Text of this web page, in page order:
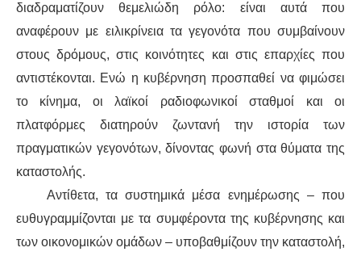
διαδραματίζουν θεμελιώδη ρόλο: είναι αυτά που
αναφέρουν με ειλικρίνεια τα γεγονότα που συμβαίνουν
στους δρόμους, στις κοινότητες και στις επαρχίες που
αντιστέκονται. Ενώ η κυβέρνηση προσπαθεί να φιμώσει
το κίνημα, οι λαϊκοί ραδιοφωνικοί σταθμοί και οι
πλατφόρμες διατηρούν ζωντανή την ιστορία των
πραγματικών γεγονότων, δίνοντας φωνή στα θύματα της
καταστολής.
Αντίθετα, τα συστημικά μέσα ενημέρωσης – που
ευθυγραμμίζονται με τα συμφέροντα της κυβέρνησης και
των οικονομικών ομάδων – υποβαθμίζουν την καταστολή,